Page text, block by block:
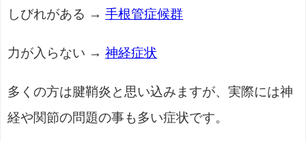
しびれがある → 手根管症候群
力が入らない → 神経症状
多くの方は腱鞘炎と思い込みますが、実際には神
経や関節の問題の事も多い症状です。